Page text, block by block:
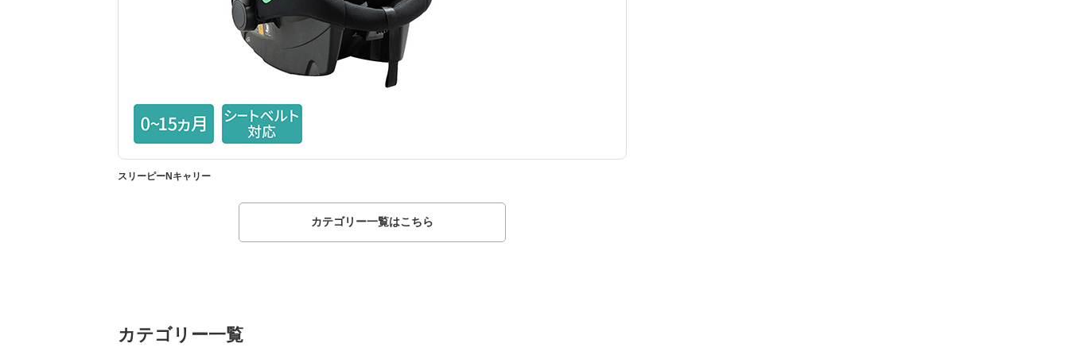
スリーピーNキャリー
カテゴリー一覧はこちら
カテゴリー一覧